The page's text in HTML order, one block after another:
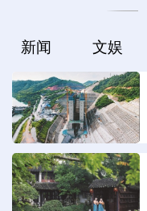
新闻 文娱